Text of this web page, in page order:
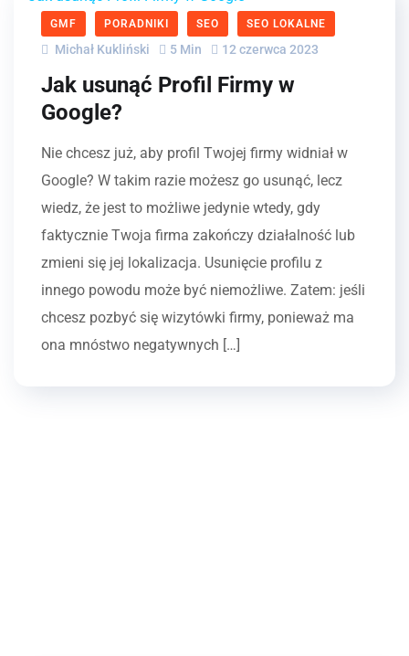
GMF PORADNIKI SEO SEO LOKALNE
Michał Kukliński 5 Min 12 czerwca 2023
Jak usunąć Profil Firmy w
Google?
Nie chcesz już, aby profil Twojej firmy widniał w
Google? W takim razie możesz go usunąć, lecz
wiedz, że jest to możliwe jedynie wtedy, gdy
faktycznie Twoja firma zakończy działalność lub
zmieni się jej lokalizacja. Usunięcie profilu z
innego powodu może być niemożliwe. Zatem: jeśli
chcesz pozbyć się wizytówki firmy, ponieważ ma
ona mnóstwo negatywnych […]